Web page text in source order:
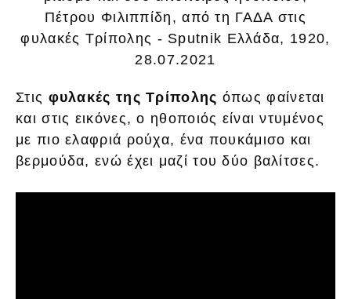
Στις φυλακές της Τρίπολης όπως φαίνεται
και στις εικόνες, ο ηθοποιός είναι ντυμένος
με πιο ελαφριά ρούχα, ένα πουκάμισο και
βερμούδα, ενώ έχει μαζί του δύο βαλίτσες.